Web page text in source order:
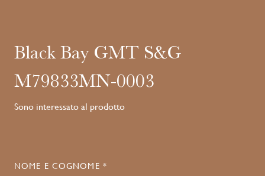
Black Bay GMT S&G
M79833MN-0003
Sono interessato al prodotto
NOME E COGNOME *